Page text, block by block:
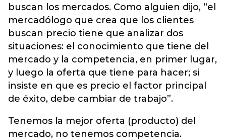
buscan los mercados. Como alguien dijo, “el
mercadólogo que crea que los clientes
buscan precio tiene que analizar dos
situaciones: el conocimiento que tiene del
mercado y la competencia, en primer lugar,
y luego la oferta que tiene para hacer; si
insiste en que es precio el factor principal
de éxito, debe cambiar de trabajo”.
Tenemos la mejor oferta (producto) del
mercado, no tenemos competencia.